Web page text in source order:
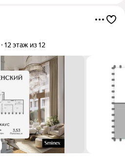
12 этаж из 12